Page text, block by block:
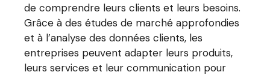
de comprendre leurs clients et leurs besoins.
Grâce à des études de marché approfondies
et à l’analyse des données clients, les
entreprises peuvent adapter leurs produits,
leurs services et leur communication pour